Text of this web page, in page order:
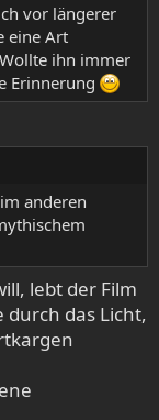
vor längerer
eine Art
ihn immer
Erinnerung
anderen
lebt der Film
das Licht,